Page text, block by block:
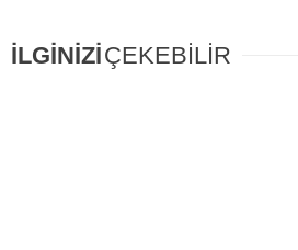
İLGİNİZİÇEKEBİLİR